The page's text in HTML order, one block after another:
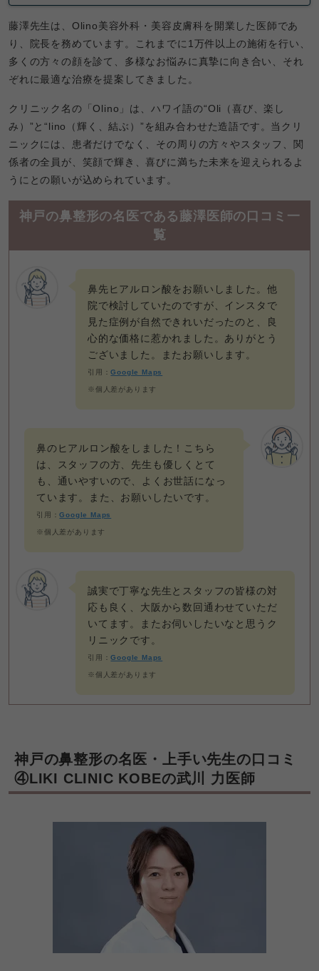
藤澤先生は、Olino美容外科・美容皮膚科を開業した医師であ
り、院長を務めています。これまでに1万件以上の施術を行い、
多くの方々の顔を診て、多様なお悩みに真摯に向き合い、それ
ぞれに最適な治療を提案してきました。
クリニック名の「Olino」は、ハワイ語の“Oli（喜び、楽し
み）”と“lino（輝く、結ぶ）”を組み合わせた造語です。当クリ
ニックには、患者だけでなく、その周りの方々やスタッフ、関
係者の全員が、笑顔で輝き、喜びに満ちた未来を迎えられるよ
うにとの願いが込められています。
神戸の鼻整形の名医である藤澤医師の口コミ一
覧
鼻先ヒアルロン酸をお願いしました。他
院で検討していたのですが、インスタで
見た症例が自然できれいだったのと、良
心的な価格に惹かれました。ありがとう
ございました。またお願いします。
引用：Google Maps
※個人差があります
鼻のヒアルロン酸をしました！こちら
は、スタッフの方、先生も優しくとて
も、通いやすいので、よくお世話になっ
ています。また、お願いしたいです。
引用：Google Maps
※個人差があります
誠実で丁寧な先生とスタッフの皆様の対
応も良く、大阪から数回通わせていただ
いてます。またお伺いしたいなと思うク
リニックです。
引用：Google Maps
※個人差があります
神戸の鼻整形の名医・上手い先生の口コミ
④LIKI CLINIC KOBEの武川 力医師